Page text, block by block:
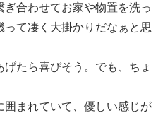
合わせてお家や物置を洗っ
て凄く大掛かりだなぁと思
たら喜びそう。でも、ちょ
まれていて、優しい感じが